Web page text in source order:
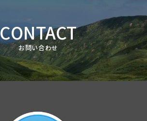
CONTACT
お問い合わせ